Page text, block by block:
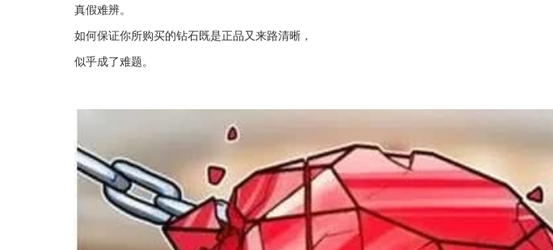
真假难辨。
如何保证你所购买的钻石既是正品又来路清晰，
似乎成了难题。